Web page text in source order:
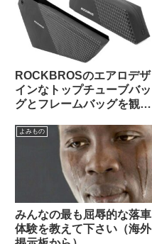
ROCKBROSのエアロデザ
インなトップチューブバッ
グとフレームバッグを観察
よみもの
みんなの最も屈辱的な落車
体験を教えて下さい（海外